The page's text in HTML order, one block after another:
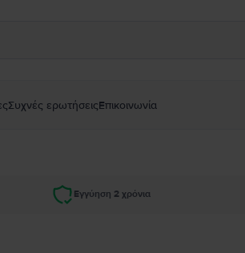
Συχνές ερωτήσειςΕπικοινωνία
Εγγύηση 2 χρόνια